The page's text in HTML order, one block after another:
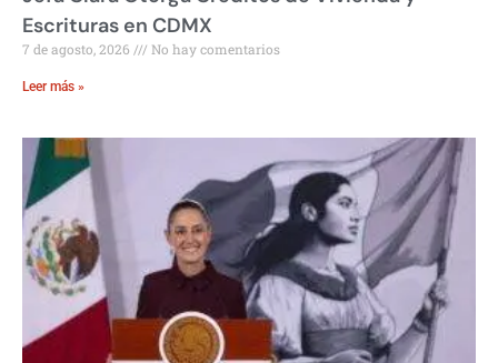
Escrituras en CDMX
7 de agosto, 2026 No hay comentarios
Leer más »